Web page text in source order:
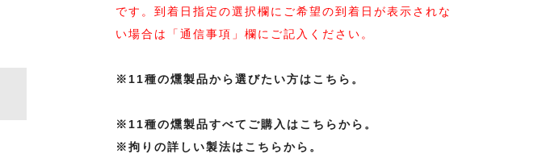
です。到着日指定の選択欄にご希望の到着日が表示されな
い場合は「通信事項」欄にご記入ください。
※11種の燻製品から選びたい方はこちら。
※11種の燻製品すべてご購入はこちらから。
※拘りの詳しい製法はこちらから。